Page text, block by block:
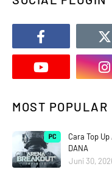
MOST POPULAR
Cara Top
DANA
Juni 30,